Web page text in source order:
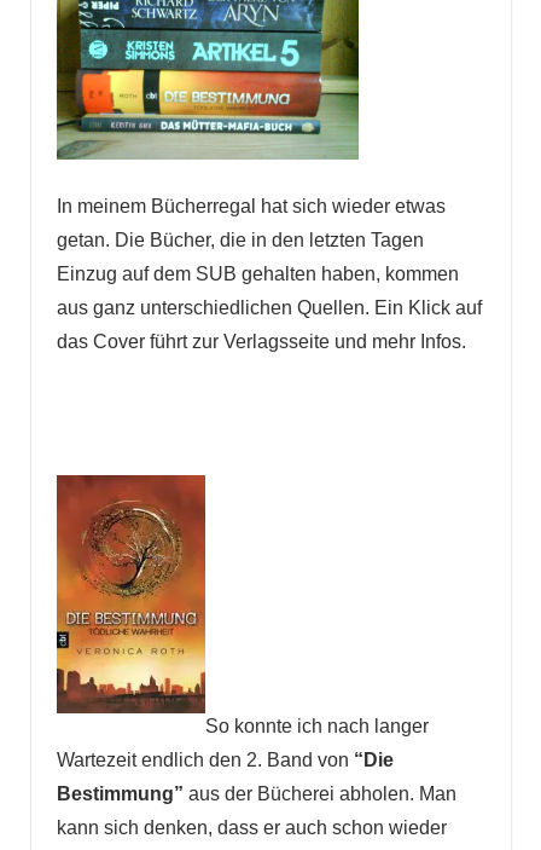
In meinem Bücherregal hat sich wieder etwas
getan. Die Bücher, die in den letzten Tagen
Einzug auf dem SUB gehalten haben, kommen
aus ganz unterschiedlichen Quellen. Ein Klick auf
das Cover führt zur Verlagsseite und mehr Infos.
So konnte ich nach langer
Wartezeit endlich den 2. Band von “Die
Bestimmung” aus der Bücherei abholen. Man
kann sich denken, dass er auch schon wieder